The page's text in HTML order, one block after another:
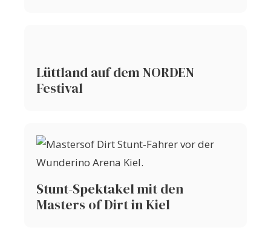
Lüttland auf dem NORDEN
Festival
Stunt-Spektakel mit den
Masters of Dirt in Kiel